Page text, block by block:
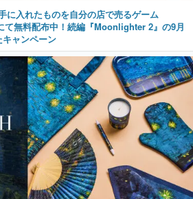
に入れたものを自分の店で売るゲーム
て無料配布中！続編『Moonlighter 2』の9月
ャンペーン